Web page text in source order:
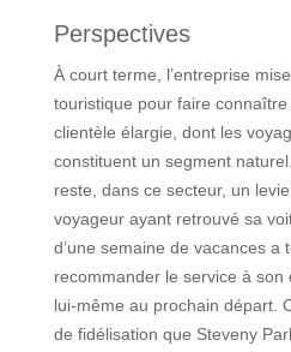
Perspectives
À court terme, l’entreprise
touristique pour faire connaître
clientèle élargie, dont les
constituent un segment
reste, dans ce secteur, un
voyageur ayant retrouvé sa
d’une semaine de vacances a
recommander le service à
lui-même au prochain départ.
de fidélisation que Steveny